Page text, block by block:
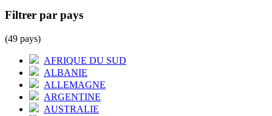
Filtrer par pays
(49 pays)
AFRIQUE DU SUD
ALBANIE
ALLEMAGNE
ARGENTINE
AUSTRALIE